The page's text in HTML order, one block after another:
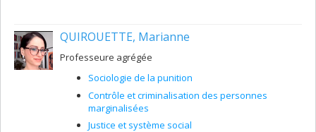
QUIROUETTE, Marianne
Professeure agrégée
Sociologie de la punition
Contrôle et criminalisation des personnes
marginalisées
Justice et système social